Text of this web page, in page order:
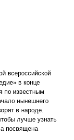
всероссийской
в конце
по известным
нынешнего
в народе.
лучше узнать
посвящена